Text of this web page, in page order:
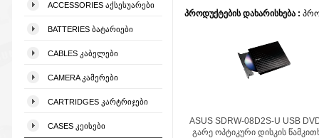
ACCESSORIES ᲐᲥᲡᲔᲡᲣᲐᲠᲔᲑᲘ
BATTERIES ᲑᲐᲢᲐᲠᲘᲔᲑᲘ
CABLES ᲙᲐᲑᲔᲚᲔᲑᲘ
CAMERA ᲙᲐᲛᲔᲠᲔᲑᲘ
CARTRIDGES ᲙᲐᲠᲢᲠᲘᲯᲔᲑᲘ
CASES ᲙᲔᲘᲡᲔᲑᲘ
პროდუქტების დახარისხება :
ASUS SDRW-08D2S-U USB
გარე ოპტიკური დისკის